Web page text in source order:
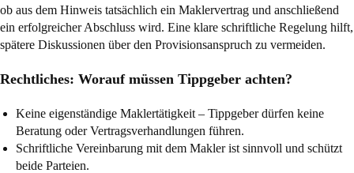
ob aus dem Hinweis tatsächlich ein Maklervertrag und anschließend
ein erfolgreicher Abschluss wird. Eine klare schriftliche Regelung hilft,
spätere Diskussionen über den Provisionsanspruch zu vermeiden.
Rechtliches: Worauf müssen Tippgeber achten?
Keine eigenständige Maklertätigkeit – Tippgeber dürfen keine
Beratung oder Vertragsverhandlungen führen.
Schriftliche Vereinbarung mit dem Makler ist sinnvoll und schützt
beide Parteien.